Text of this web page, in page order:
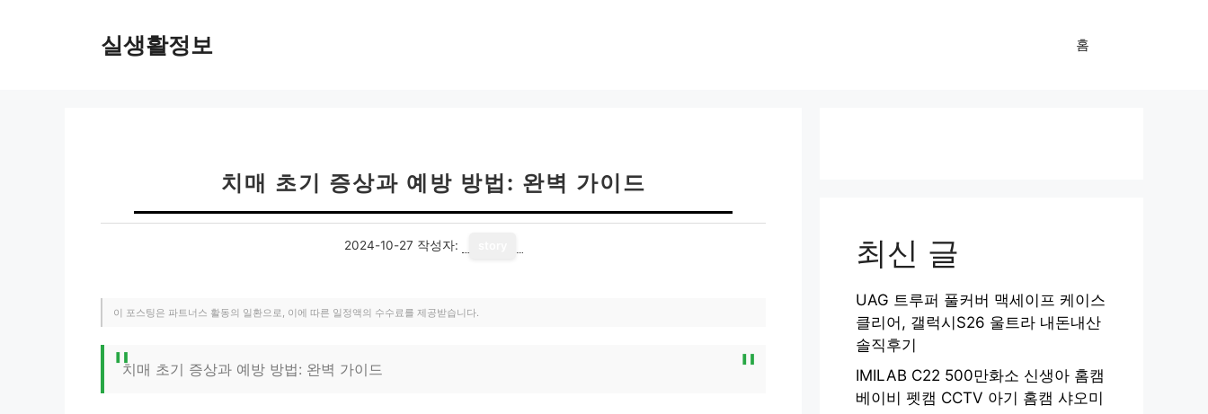
실생활정보 홈
치매 초기 증상과 예방 방법: 완벽 가이드
2024-10-27 작성자:
이 포스팅은 파트너스 활동의 일환으로, 이에 따른 일정액의 수수료를 제공받습니다.
치매 초기 증상과 예방 방법: 완벽 가이드
최신 글
UAG 트루퍼 풀커버 맥세이프 케이스
클리어, 갤럭시S26 울트라 내돈내산
솔직후기
IMILAB C22 500만화소 신생아 홈캠
베이비 펫캠 CCTV 아기 홈캠 샤오미